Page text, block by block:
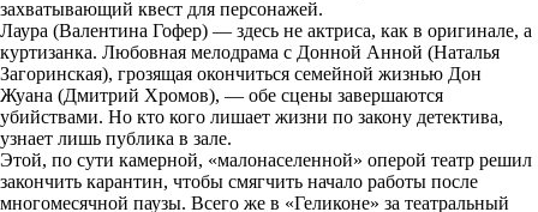
захватывающий квест для персонажей.
Лаура (Валентина Гофер) — здесь не актриса, как в оригинале, а
куртизанка. Любовная мелодрама с Донной Анной (Наталья
Загоринская), грозящая окончиться семейной жизнью Дон
Жуана (Дмитрий Хромов), — обе сцены завершаются
убийствами. Но кто кого лишает жизни по закону детектива,
узнает лишь публика в зале.
Этой, по сути камерной, «малонаселенной» оперой театр решил
закончить карантин, чтобы смягчить начало работы после
многомесячной паузы. Всего же в «Геликоне» за театральный